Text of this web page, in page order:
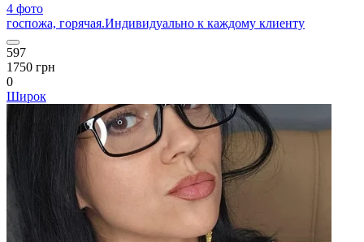
4 фото
госпожа, горячая.Индивидуально к каждому клиенту
597
1750 грн
0
Широк